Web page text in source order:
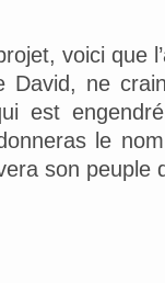
voici que
ne
est
le
son